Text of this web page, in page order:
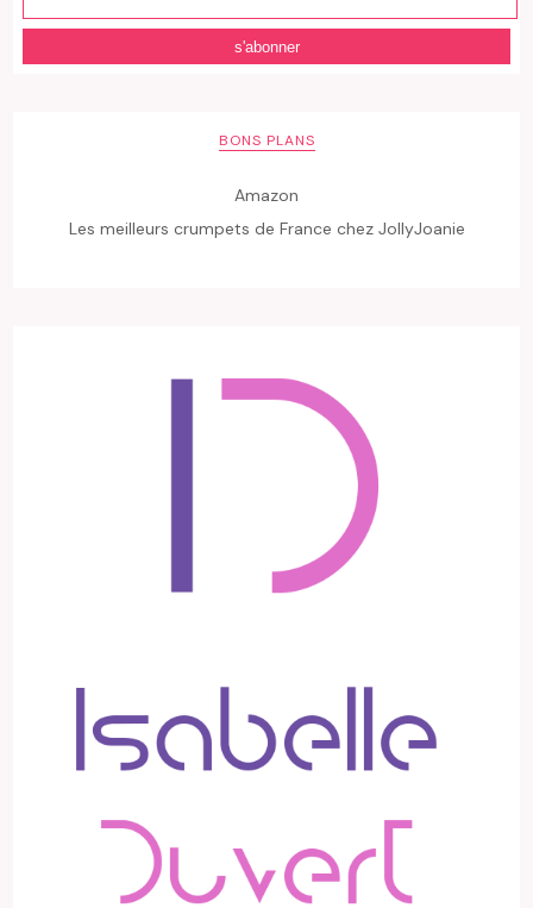
BONS PLANS
Amazon
Les meilleurs crumpets de France chez JollyJoanie